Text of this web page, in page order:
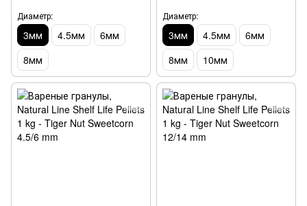
Диаметр:
3мм 4.5мм
6мм
8мм
Диаметр:
3мм 4.5мм
6мм
8мм
10мм